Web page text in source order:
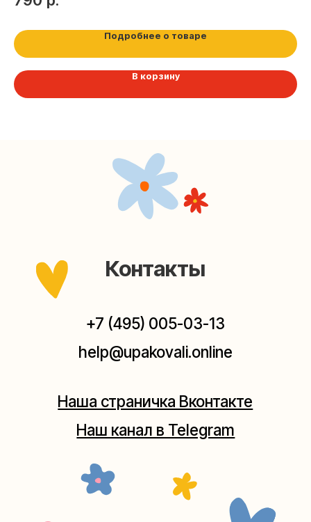
Подробнее о товаре
В корзину
Мастерские упаковки подарков работают без
выходных, с 10 до 20 часов. Пишите, звоните,
заходите — всегда рады помочь!
Москва, ул.Плющиха, дом 42
Москва, ул.Таганская, дом 25-27
(как пройти)
Мастерская на Плющихе